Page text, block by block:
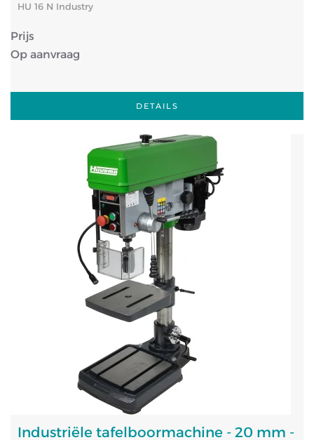
HU 16 N Industry
Prijs
Op aanvraag
DETAILS
Industriële tafelboormachine - 20 mm -